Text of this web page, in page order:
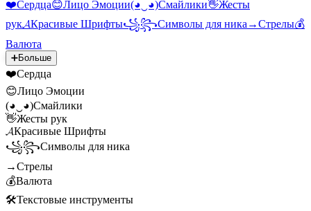
❤️Сердца😊Лицо Эмоции(◕‿◕)Смайлики👋Жесты
рук𝓐Красивые Шрифты꧁꧂Символы для ника →Стрелы💰
Валюта
➕Больше
❤️Сердца
😊Лицо Эмоции
(◕‿◕)Смайлики
👋Жесты рук
𝓐Красивые Шрифты
꧁꧂Символы для ника
→Стрелы
💰Валюта
🛠️Текстовые инструменты